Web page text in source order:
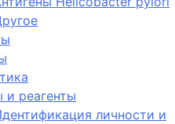
и реагенты
личности и